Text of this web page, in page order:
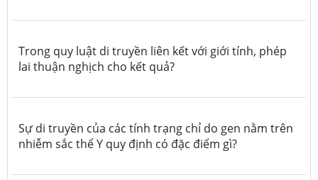
Trong quy luật di truyền liên kết với giới tính, phép
lai thuận nghịch cho kết quả?
Sự di truyền của các tính trạng chỉ do gen nằm trên
nhiễm sắc thể Y quy định có đặc điểm gì?